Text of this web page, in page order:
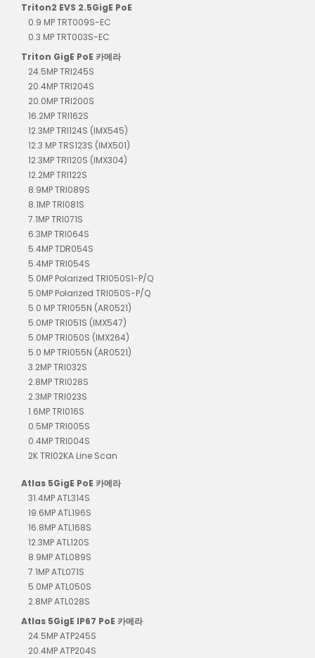
Triton2 EVS 2.5GigE PoE
0.9 MP TRT009S-EC
0.3 MP TRT003S-EC
Triton GigE PoE 카메라
24.5MP TRI245S
20.4MP TRI204S
20.0MP TRI200S
16.2MP TRI162S
12.3MP TRI124S (IMX545)
12.3 MP TRS123S (IMX501)
12.3MP TRI120S (IMX304)
12.2MP TRI122S
8.9MP TRI089S
8.1MP TRI081S
7.1MP TRI071S
6.3MP TRI064S
5.4MP TDR054S
5.4MP TRI054S
5.0MP Polarized TRI050S1-P/Q
5.0MP Polarized TRI050S-P/Q
5.0 MP TRI055N (AR0521)
5.0MP TRI051S (IMX547)
5.0MP TRI050S (IMX264)
5.0 MP TRI055N (AR0521)
3.2MP TRI032S
2.8MP TRI028S
2.3MP TRI023S
1.6MP TRI016S
0.5MP TRI005S
0.4MP TRI004S
2K TRI02KA Line Scan
Atlas 5GigE PoE 카메라
31.4MP ATL314S
19.6MP ATL196S
16.8MP ATL168S
12.3MP ATL120S
8.9MP ATL089S
7.1MP ATL071S
5.0MP ATL050S
2.8MP ATL028S
Atlas 5GigE IP67 PoE 카메라
24.5MP ATP245S
20.4MP ATP204S